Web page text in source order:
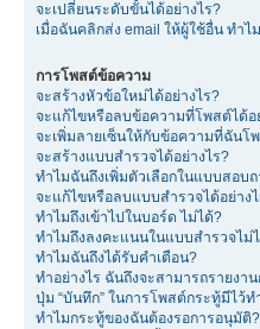
จะเปลี่ยนระดับขั้นได้อย่างไร?
เมื่อฉันคลิกส่ง email ให้ผู้ใช้อื่น ทำ
การโพสต์ข้อความ
จะสร้างหัวข้อใหม่ได้อย่างไร?
จะแก้ไขหรือลบข้อความที่โพสต์ได้อ
จะเพิ่มลายเซ็นให้กับข้อความที่ฉันโ
จะสร้างแบบสำรวจได้อย่างไร?
ทำไมฉันถึงเพิ่มตัวเลือกในแบบสอบ
จะแก้ไขหรือลบแบบสำรวจได้อย่าง
ทำไมถึงเข้าไปในบอร์ด ไม่ได้?
ทำไมถึงลงคะแนนในแบบสำรวจไม่
ทำไมฉันถึงได้รับคำเตือน?
ทำอย่างไร ฉันถึงจะสามารถรายง
ปุ่ม “บันทึก” ในการโพสต์กระทู้มีไว้ท
ทำไมกระทู้ของฉันต้องรอการอนุมัติ?